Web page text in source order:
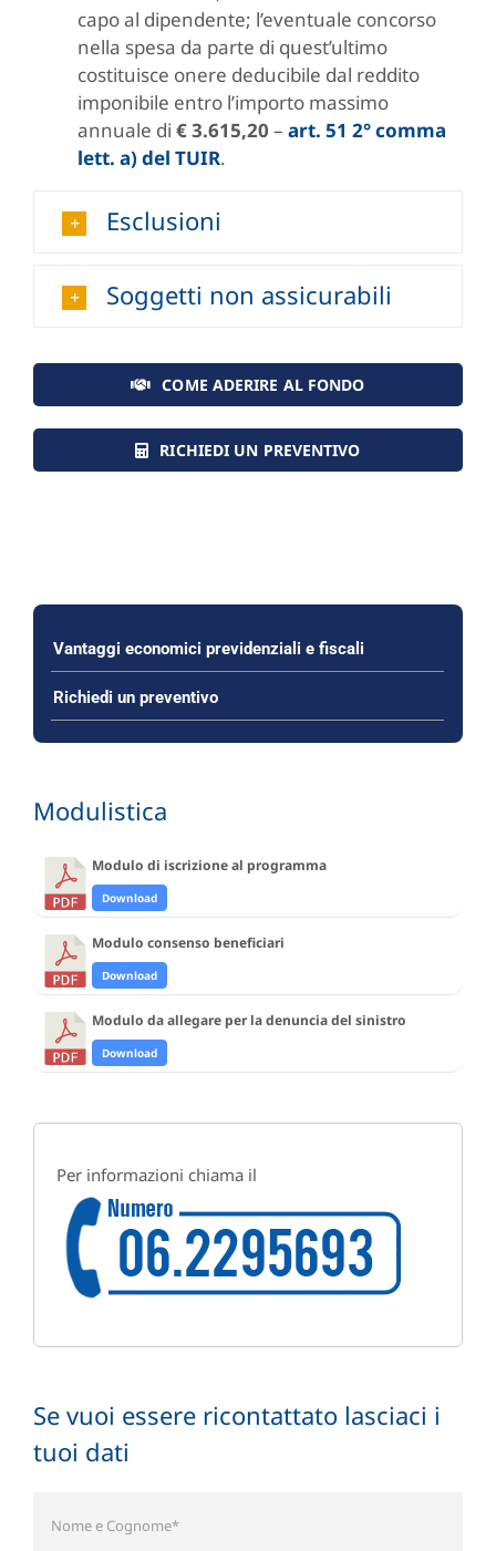
capo al dipendente; l’eventuale concorso
nella spesa da parte di quest’ultimo
costituisce onere deducibile dal reddito
imponibile entro l’importo massimo
annuale di € 3.615,20 – art. 51 2° comma
lett. a) del TUIR.
Esclusioni
Soggetti non assicurabili
COME ADERIRE AL FONDO
RICHIEDI UN PREVENTIVO
Vantaggi economici previdenziali e fiscali
Richiedi un preventivo
Modulistica
Modulo di iscrizione al programma
Download
Modulo consenso beneficiari
Download
Modulo da allegare per la denuncia del sinistro
Download
Per informazioni chiama il
Se vuoi essere ricontattato lasciaci i
tuoi dati